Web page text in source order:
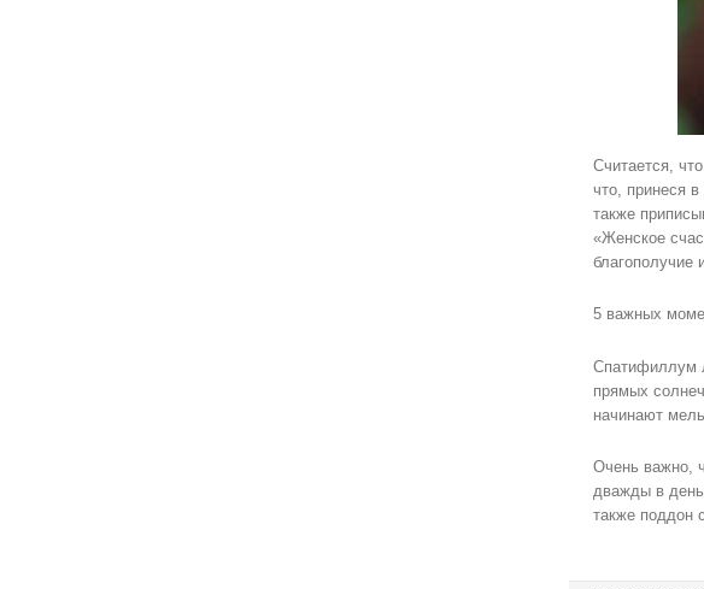
Считается,
что, принеся
также
«Женское
благополучие
5 важных
Спатифиллум
прямых
начинают
Очень важно,
дважды в
также поддон